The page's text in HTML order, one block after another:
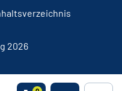
2026